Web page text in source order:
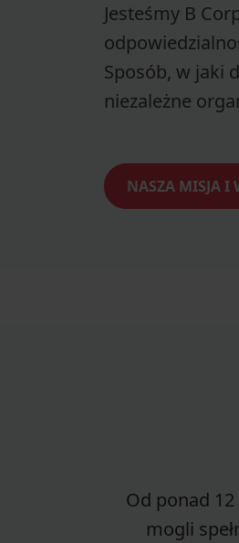
Jesteśmy B
Sposób, w jaki
niezależne
NASZA MISJA I
Od ponad
mogli